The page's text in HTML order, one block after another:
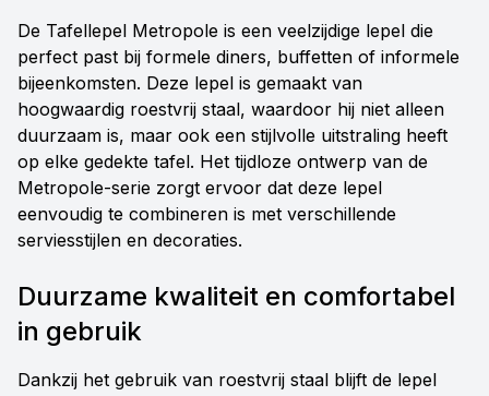
De Tafellepel Metropole is een veelzijdige lepel die
perfect past bij formele diners, buffetten of informele
bijeenkomsten. Deze lepel is gemaakt van
hoogwaardig roestvrij staal, waardoor hij niet alleen
duurzaam is, maar ook een stijlvolle uitstraling heeft
op elke gedekte tafel. Het tijdloze ontwerp van de
Metropole-serie zorgt ervoor dat deze lepel
eenvoudig te combineren is met verschillende
serviesstijlen en decoraties.
Duurzame kwaliteit en comfortabel
in gebruik
Dankzij het gebruik van roestvrij staal blijft de lepel